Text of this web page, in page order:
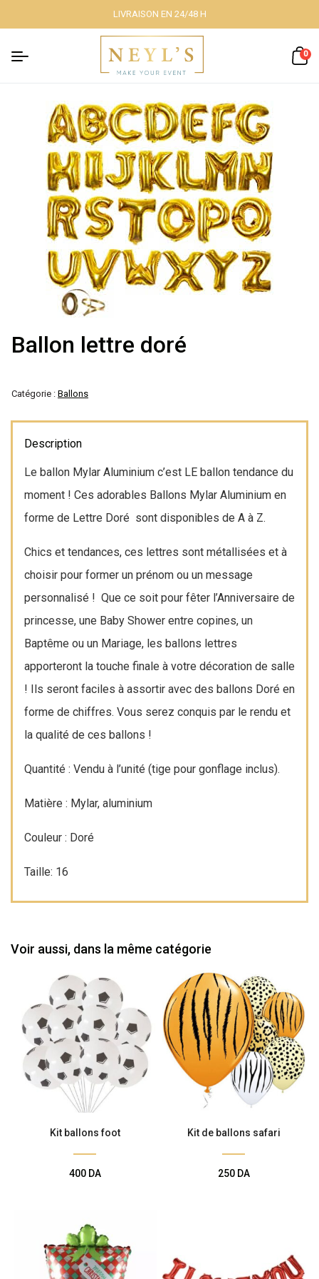
Nos packs
Décoration
lumineuse
Décoration à
thème
Décoration de
table
Accessoires
Déguisements
Emballage
LIVRAISON EN 24/48 H
0
Ballon lettre doré
Catégorie : Ballons
Description
Le ballon Mylar Aluminium c’est LE ballon tendance du
moment ! Ces adorables Ballons Mylar Aluminium en
forme de Lettre Doré sont disponibles de A à Z.
Chics et tendances, ces lettres sont métallisées et à
choisir pour former un prénom ou un message
personnalisé ! Que ce soit pour fêter l’Anniversaire de
princesse, une Baby Shower entre copines, un
Baptême ou un Mariage, les ballons lettres
apporteront la touche finale à votre décoration de salle
! Ils seront faciles à assortir avec des ballons Doré en
forme de chiffres. Vous serez conquis par le rendu et
la qualité de ces ballons !
Quantité : Vendu à l’unité (tige pour gonflage inclus).
Matière : Mylar, aluminium
Couleur : Doré
Taille: 16
Voir aussi, dans la même catégorie
Kit ballons foot
400 DA
Kit de ballons safari
250 DA